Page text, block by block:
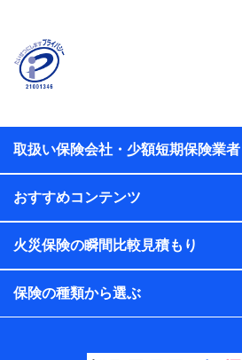
当社又は株式会社NTTドコモが提供す
おけるユーザ登録受付および管理のた
当社又は株式会社NTTドコモと取引の
れらに付帯、関連する当社、株式会
会社のサービスを案内、提供するため
析して、お客さまの趣味・嗜好・傾向
各種セミナーの開催のため
コンサルティングサービスの実施の
アンケートやキャンペーン等の実施の
上記に係る案内・手続き・管理等付帯
取扱い保険会社・少額短期保険業者
おすすめコンテンツ
火災保険の瞬間比較見積もり
保険の種類から選ぶ